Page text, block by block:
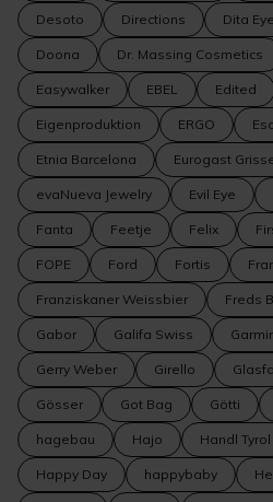
Desoto Directions Dita
Doona Dr. Massing Cosmetics
Easywalker EBEL Edited
Eigenproduktion ERGO
Etnia Barcelona Eurogast
evaNueva Jewelry Evil Eye
Fanta Feetje Felix
FOPE Ford Fortis
Franziskaner Weissbier Freds
Gabor Galifa Swiss
Gerry Weber Girello
Gösser Got Bag Götti
hagebau Hajo Handl Tyrol
Happy Day happybaby